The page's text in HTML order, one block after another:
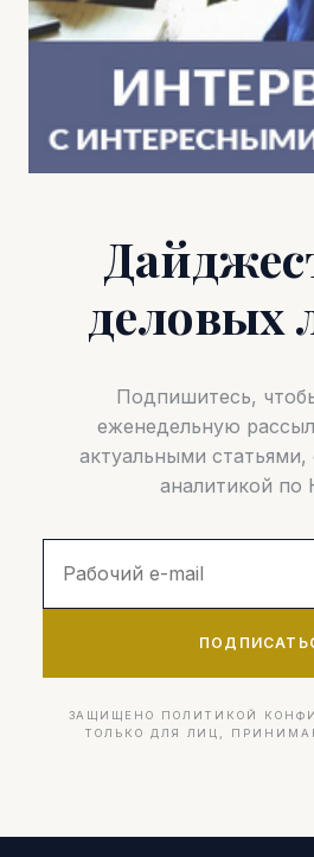
деловых
Подпишитесь,
еженедельную
актуальными статьями,
аналитикой по
ЗАЩИЩЕНО ПОЛИТИКОЙ
ТОЛЬКО ДЛЯ ЛИЦ,